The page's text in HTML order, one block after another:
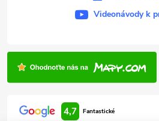
Videonávody k
4,7 Fantastické